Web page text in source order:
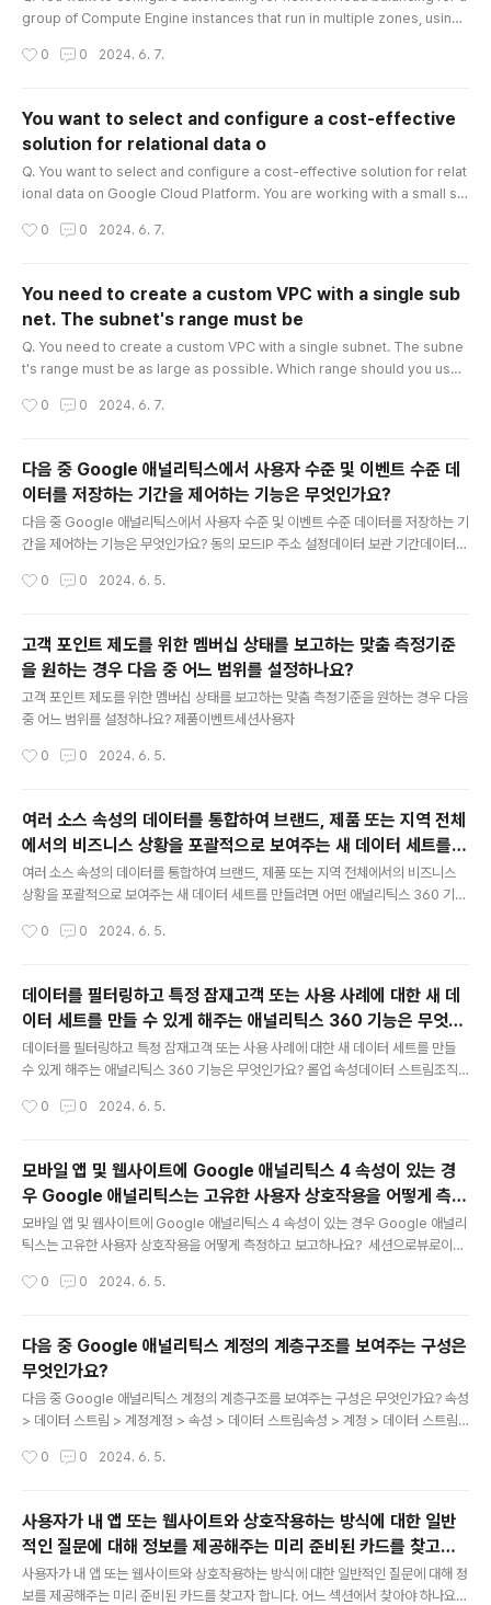
group of Compute Engine instances that run in multiple zones, using t
if they are unresponsive after 3 attempts of 10 seconds each. What s
0 0 2024. 6. 7.
You want to select and configure a cost-effective
solution for relational data o
Q. You want to select and configure a cost-effective solution for relat
ional data on Google Cloud Platform. You are working with a small se
point-in-time recovery. What should you do? A. Select Cloud SQL (M
0 0 2024. 6. 7.
You need to create a custom VPC with a single sub
net. The subnet's range must be
Q. You need to create a custom VPC with a single subnet. The subne
t's range must be as large as possible. Which range should you use?
커야 합니다. 어떤 범위를 사용해야 합니까? A. 0.0.0.0/0 B. 10.0.0.0/8 C. 172.1
용자 정의 VPC는 클라우드 제공업체(Google Cloud, AWS, Azure 등)에서 제공
하는 네트워킹 기능으로, 사용자가 자신의 가상 네트워크를 정의하고 제어할 수 ..
0 0 2024. 6. 7.
다음 중 Google 애널리틱스에서 사용자 수준 및 이벤트 수준 데
이터를 저장하는 기간을 제어하는 기능은 무엇인가요?
다음 중 Google 애널리틱스에서 사용자 수준 및 이벤트 수준 데이터를 저장하는 기
간을 제어하는 기능은 무엇인가요? 동의 모드IP 주소 설정데이터 보관 기간데이터
0 0 2024. 6. 5.
고객 포인트 제도를 위한 멤버십 상태를 보고하는 맞춤 측정기준
을 원하는 경우 다음 중 어느 범위를 설정하나요?
고객 포인트 제도를 위한 멤버십 상태를 보고하는 맞춤 측정기준을 원하는 경우 다음
중 어느 범위를 설정하나요? 제품이벤트세션사용자
0 0 2024. 6. 5.
여러 소스 속성의 데이터를 통합하여 브랜드, 제품 또는 지역 전체
에서의 비즈니스 상황을 포괄적으로 보여주는 새 데이터 세트를
만들려면 어떤 애널리틱스 360 기능을 사용해야 하나요?
여러 소스 속성의 데이터를 통합하여 브랜드, 제품 또는 지역 전체에서의 비즈니스
상황을 포괄적으로 보여주는 새 데이터 세트를 만들려면 어떤 애널리틱스 360 기능
0 0 2024. 6. 5.
데이터를 필터링하고 특정 잠재고객 또는 사용 사례에 대한 새 데
이터 세트를 만들 수 있게 해주는 애널리틱스 360 기능은 무엇인
가요?
데이터를 필터링하고 특정 잠재고객 또는 사용 사례에 대한 새 데이터 세트를 만들
수 있게 해주는 애널리틱스 360 기능은 무엇인가요? 롤업 속성데이터 스트림조직
0 0 2024. 6. 5.
모바일 앱 및 웹사이트에 Google 애널리틱스 4 속성이 있는 경
우 Google 애널리틱스는 고유한 사용자 상호작용을 어떻게 측정
하고 보고하나요?
모바일 앱 및 웹사이트에 Google 애널리틱스 4 속성이 있는 경우 Google 애널리
틱스는 고유한 사용자 상호작용을 어떻게 측정하고 보고하나요? 세션으로뷰로이벤
0 0 2024. 6. 5.
다음 중 Google 애널리틱스 계정의 계층구조를 보여주는 구성은
무엇인가요?
다음 중 Google 애널리틱스 계정의 계층구조를 보여주는 구성은 무엇인가요? 속성
> 데이터 스트림 > 계정계정 > 속성 > 데이터 스트림속성 > 계정 > 데이터 스트림
0 0 2024. 6. 5.
사용자가 내 앱 또는 웹사이트와 상호작용하는 방식에 대한 일반
적인 질문에 대해 정보를 제공해주는 미리 준비된 카드를 찾고자
합니다. 어느 섹션에서 찾아야 하나요?
사용자가 내 앱 또는 웹사이트와 상호작용하는 방식에 대한 일반적인 질문에 대해 정
보를 제공해주는 미리 준비된 카드를 찾고자 합니다. 어느 섹션에서 찾아야 하나요?